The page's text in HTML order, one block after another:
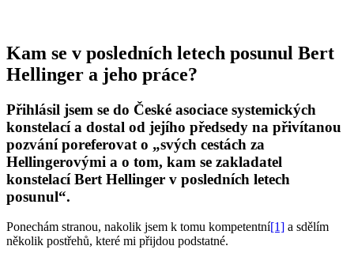
Kam se v posledních letech posunul Bert
Hellinger a jeho práce?
Přihlásil jsem se do České asociace systemických
konstelací a dostal od jejího předsedy na přivítanou
pozvání poreferovat o „svých cestách za
Hellingerovými a o tom, kam se zakladatel
konstelací Bert Hellinger v posledních letech
posunul“.
Ponechám stranou, nakolik jsem k tomu kompetentní[1] a sdělím
několik postřehů, které mi přijdou podstatné.